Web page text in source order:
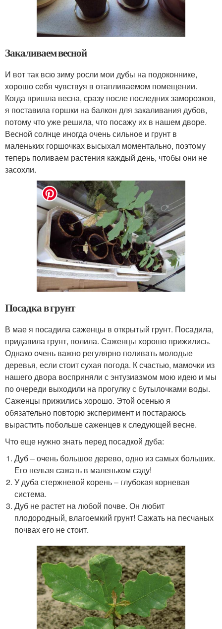
Закаливаем весной
И вот так всю зиму росли мои дубы на подоконнике,
хорошо себя чувствуя в отапливаемом помещении.
Когда пришла весна, сразу после последних заморозков,
я поставила горшки на балкон для закаливания дубов,
потому что уже решила, что посажу их в нашем дворе.
Весной солнце иногда очень сильное и грунт в
маленьких горшочках высыхал моментально, поэтому
теперь поливаем растения каждый день, чтобы они не
засохли.
Посадка в грунт
В мае я посадила саженцы в открытый грунт. Посадила,
придавила грунт, полила. Саженцы хорошо прижились.
Однако очень важно регулярно поливать молодые
деревья, если стоит сухая погода. К счастью, мамочки из
нашего двора восприняли с энтузиазмом мою идею и мы
по очереди выходили на прогулку с бутылочками воды.
Саженцы прижились хорошо. Этой осенью я
обязательно повторю эксперимент и постараюсь
вырастить побольше саженцев к следующей весне.
Что еще нужно знать перед посадкой дуба:
Дуб – очень большое дерево, одно из самых больших.
Его нельзя сажать в маленьком саду!
У дуба стержневой корень – глубокая корневая
система.
Дуб не растет на любой почве. Он любит
плодородный, влагоемкий грунт! Сажать на песчаных
почвах его не стоит.